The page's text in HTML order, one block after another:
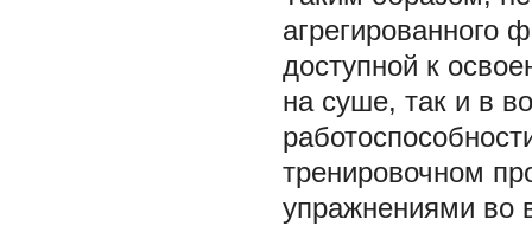
агрегированного
доступной к
на суше, так и в
тренировочном
упражнениями во